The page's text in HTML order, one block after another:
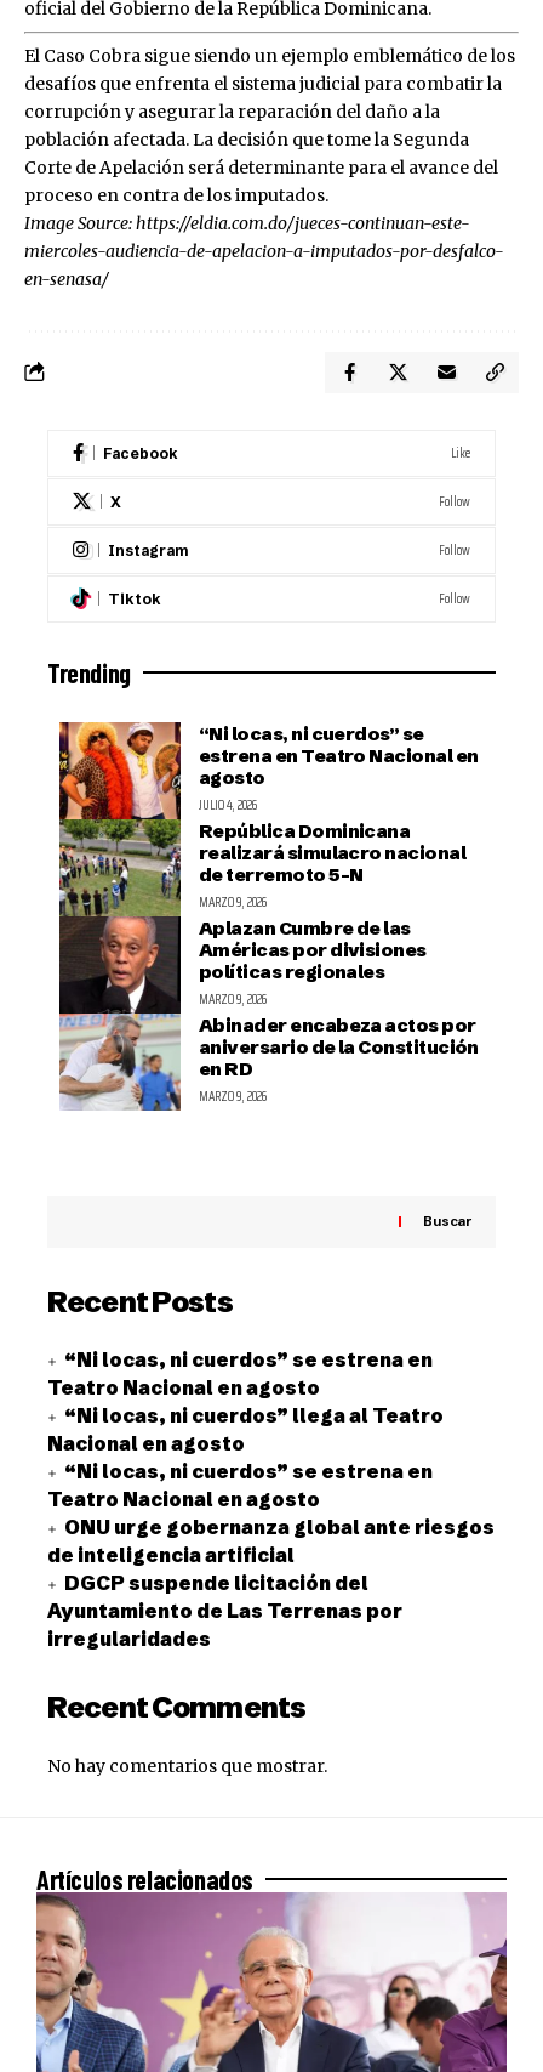
oficial del Gobierno de la República Dominicana.
El Caso Cobra sigue siendo un ejemplo emblemático de los
desafíos que enfrenta el sistema judicial para combatir la
corrupción y asegurar la reparación del daño a la
población afectada. La decisión que tome la Segunda
Corte de Apelación será determinante para el avance del
proceso en contra de los imputados.
Image Source:https://eldia.com.do/jueces-continuan-este-
miercoles-audiencia-de-apelacion-a-imputados-por-desfalco-
en-senasa/
Facebook Like
X Follow
Instagram Follow
Tiktok Follow
Trending
“Ni locas, ni cuerdos” se
estrena en Teatro Nacional en
agosto
JULIO 4, 2026
República Dominicana
realizará simulacro nacional
de terremoto 5-N
MARZO 9, 2026
Aplazan Cumbre de las
Américas por divisiones
políticas regionales
MARZO 9, 2026
Abinader encabeza actos por
aniversario de la Constitución
en RD
MARZO 9, 2026
Buscar
Recent Posts
“Ni locas, ni cuerdos” se estrena en
Teatro Nacional en agosto
“Ni locas, ni cuerdos” llega al Teatro
Nacional en agosto
“Ni locas, ni cuerdos” se estrena en
Teatro Nacional en agosto
ONU urge gobernanza global ante riesgos
de inteligencia artificial
DGCP suspende licitación del
Ayuntamiento de Las Terrenas por
irregularidades
Recent Comments
No hay comentarios que mostrar.
Artículos relacionados